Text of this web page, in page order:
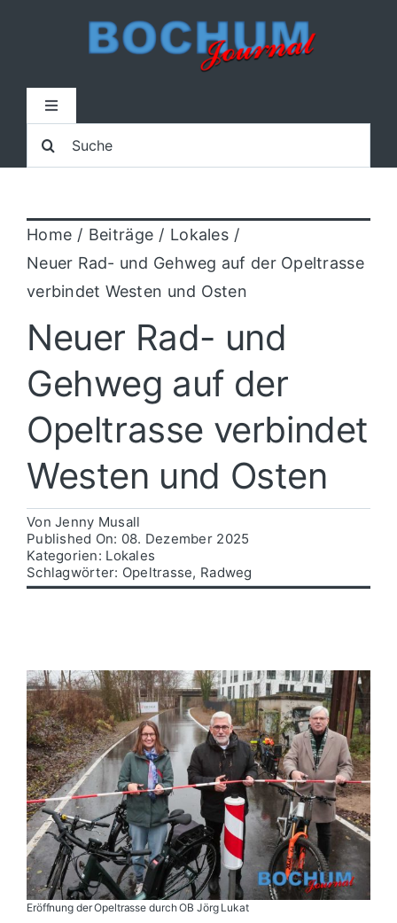
Toggle
Home
Blaulicht
Sport
Kultur
Politik
Suche
nach:
Home Beiträge
Lokales
Neuer Rad- und Gehweg auf der Opeltrasse
verbindet Westen und Osten
Neuer Rad- und
Gehweg auf der
Opeltrasse verbindet
Westen und Osten
VonJenny Musall
Published On: 08. Dezember 2025
Kategorien: Lokales
Schlagwörter: Opeltrasse, Radweg
Eröffnung der Opeltrasse durch OB Jörg Lukat